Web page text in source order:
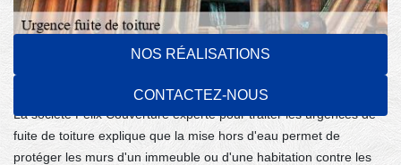
NOS RÉALISATIONS
CONTACTEZ-NOUS
La protection contre les infiltrations dans
les murs par la mise hors d'eau rapide
La société Felix Couverture experte pour traiter les urgences de
fuite de toiture explique que la mise hors d'eau permet de
protéger les murs d'un immeuble ou d'une habitation contre les